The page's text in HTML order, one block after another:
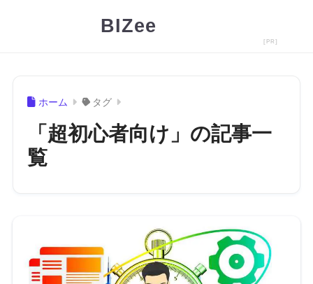
BIZee
ホーム タグ
「超初心者向け」の記事一
覧